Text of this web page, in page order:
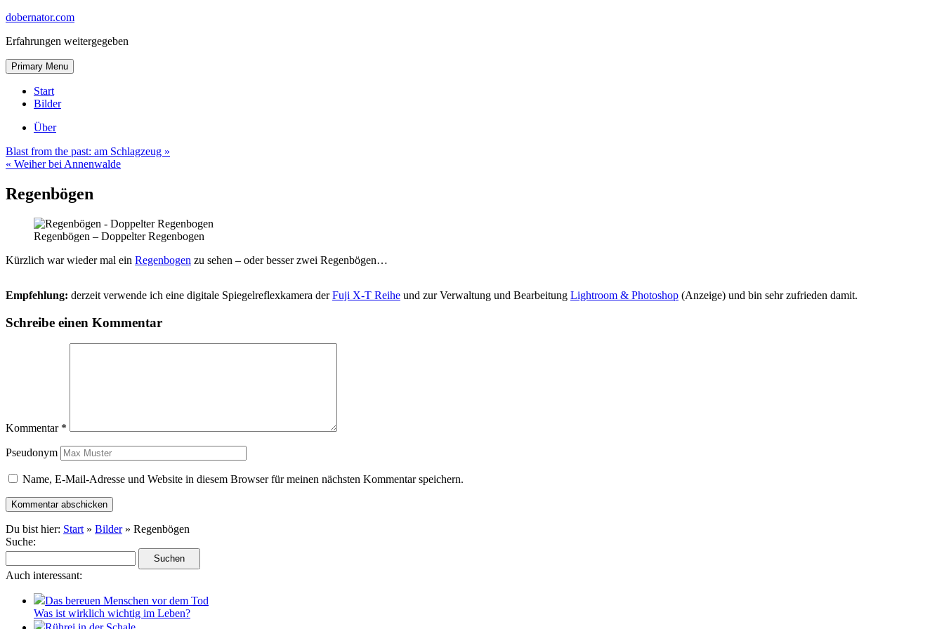
Skip
content
dobernator.com
Erfahrungen weitergegeben
Primary Menu Skip
to
Start
Bilder
Über
Blast from the past: am Schlagzeug »
« Weiher bei Annenwalde
Regenbögen
Regenbögen – Doppelter Regenbogen
Kürzlich war wieder mal ein Regenbogen zu sehen – oder besser zwei Regenbögen…
Empfehlung: derzeit verwende ich eine digitale Spiegelreflexkamera derFuji X-T Reihe und zur Verwaltung und Bearbeitung Lightroom & Photoshop (Anzeige) und bin sehr zufrieden damit.
Schreibe einen Kommentar
Kommentar *
Pseudonym
Name, E-Mail-Adresse und Website in diesem Browser für meinen nächsten Kommentar speichern.
Du bist hier: Start » Bilder» Regenbögen
Suche:
Auch interessant:
Das bereuen Menschen vor dem Tod
Was ist wirklich wichtig im Leben?